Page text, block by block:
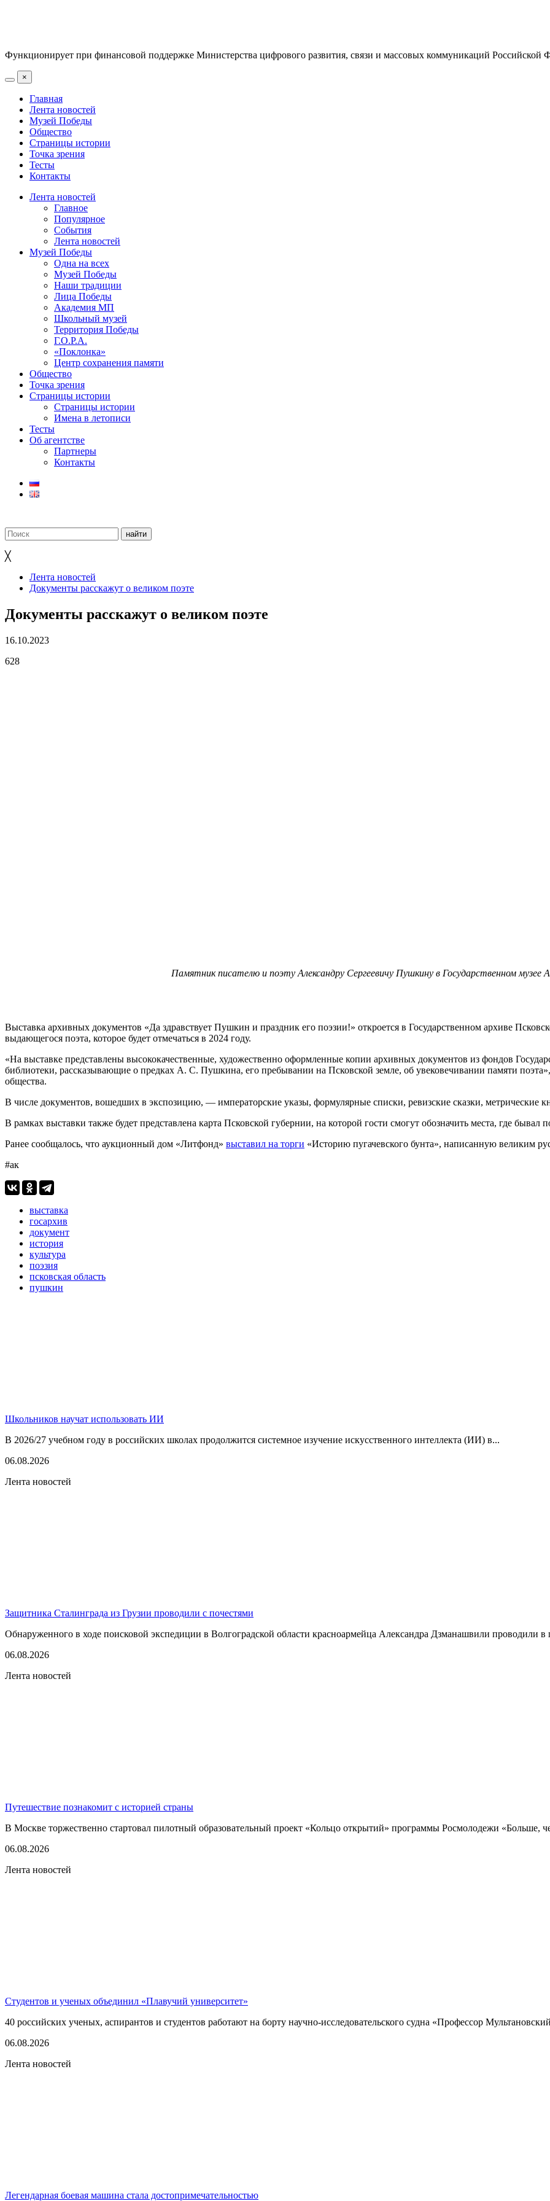
Функционирует при финансовой поддержке Министерства цифрового развития, связи и массовых коммуникаций Российской
×
Главная
Лента новостей
Музей Победы
Общество
Страницы истории
Точка зрения
Тесты
Контакты
Лента новостей
Главное
Популярное
События
Лента новостей
Музей Победы
Одна на всех
Музей Победы
Наши традиции
Лица Победы
Академия МП
Школьный музей
Территория Победы
Г.О.Р.А.
«Поклонка»
Центр сохранения памяти
Общество
Точка зрения
Страницы истории
Страницы истории
Имена в летописи
Тесты
Об агентстве
Партнеры
Контакты
╳
Лента новостей
Документы расскажут о великом поэте
Документы расскажут о великом поэте
16.10.2023
628
Памятник писателю и поэту Александру Сергеевичу Пушкину в Государственном
Выставка архивных документов «Да здравствует Пушкин и праздник его поэзии!» откроется в Государственном архиве
выдающегося поэта, которое будет отмечаться в 2024 году.
«На выставке представлены высококачественные, художественно оформленные копии архивных документов из фондов
библиотеки, рассказывающие о предках А. С. Пушкина, его пребывании на Псковской земле, об увековечивании памяти
общества.
В числе документов, вошедших в экспозицию, — императорские указы, формулярные списки, ревизские сказки, метрические
В рамках выставки также будет представлена карта Псковской губернии, на которой гости смогут обозначить места, где бывал
Ранее сообщалось, что аукционный дом «Литфонд» выставил на торги «Историю пугачевского бунта», написанную великим
#ак
выставка
госархив
документ
история
культура
поэзия
псковская область
пушкин
Школьников научат использовать ИИ
В 2026/27 учебном году в российских школах продолжится системное изучение искусственного интеллекта (ИИ) в...
06.08.2026
Лента новостей
Защитника Сталинграда из Грузии проводили с почестями
Обнаруженного в ходе поисковой экспедиции в Волгоградской области красноармейца Александра Дзманашвили проводили в
06.08.2026
Лента новостей
Путешествие познакомит с историей страны
В Москве торжественно стартовал пилотный образовательный проект «Кольцо открытий» программы Росмолодежи «Больше,
06.08.2026
Лента новостей
Студентов и ученых объединил «Плавучий университет»
40 российских ученых, аспирантов и студентов работают на борту научно-исследовательского судна «Профессор
06.08.2026
Лента новостей
Легендарная боевая машина стала достопримечательностью